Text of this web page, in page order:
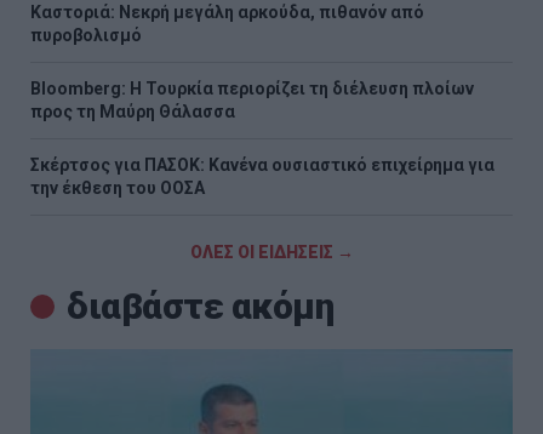
Καστοριά: Νεκρή μεγάλη αρκούδα, πιθανόν από
πυροβολισμό
Bloomberg: Η Τουρκία περιορίζει τη διέλευση πλοίων
προς τη Μαύρη Θάλασσα
Σκέρτσος για ΠΑΣΟΚ: Κανένα ουσιαστικό επιχείρημα για
την έκθεση του ΟΟΣΑ
ΟΛΕΣ ΟΙ ΕΙΔΗΣΕΙΣ →
διαβάστε ακόμη